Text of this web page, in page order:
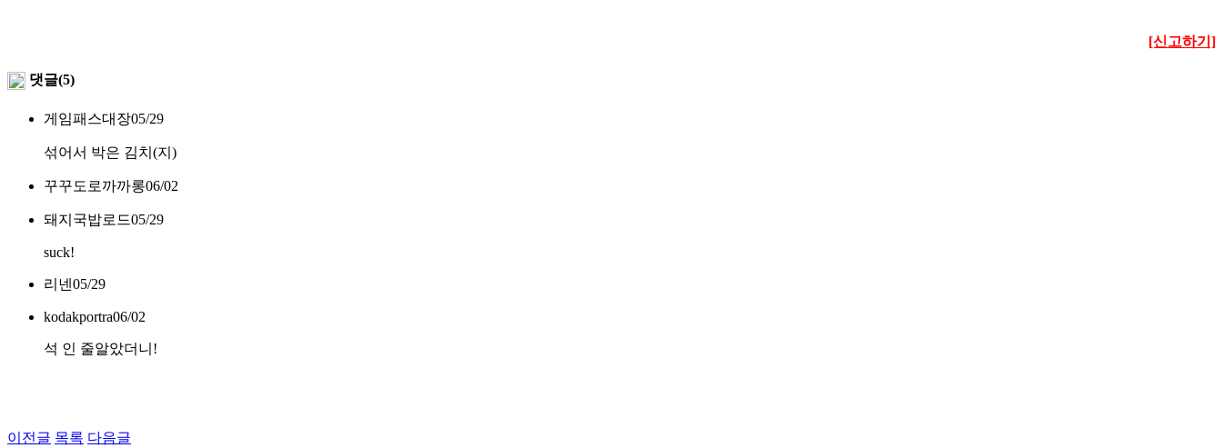
[신고하기]
댓글(5)
게임패스대장05/29
섞어서 박은 김치(지)
꾸꾸도로까까롱06/02
돼지국밥로드05/29
suck!
리넨 05/29
kodakportra06/02
석 인 줄알았더니!
이전글 목록 다음글